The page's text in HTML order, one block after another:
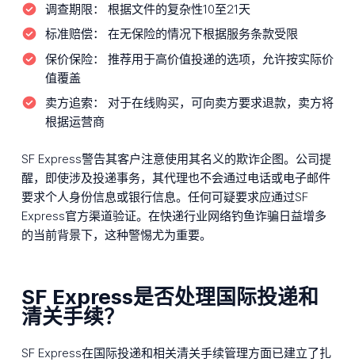
调查期限：
根据文件的复杂性10至21天
标准赔偿：
在无保险的情况下根据服务条款受限
保价保险：
推荐用于高价值投递的选项，允许按实际价
值覆盖
卖方追索：
对于在线购买，可向卖方要求退款，卖方将
根据运营商
SF Express警告其客户注意使用其名义的欺诈企图。公司提
醒，即使涉及投递事务，其代理也不会通过电话或电子邮件
要求个人身份信息或银行信息。任何可疑要求应通过SF
Express官方渠道验证。在快递行业网络钓鱼诈骗日益增多
的当前背景下，这种警惕尤为重要。
SF Express是否处理国际投递和
清关手续？
SF Express在国际投递和相关清关手续管理方面已建立了扎